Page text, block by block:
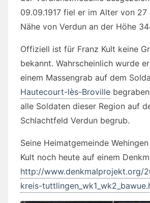
09.09.1917 fiel er im Alter von
Nähe von Verdun an der Höhe
Offiziell ist für Franz Kult keine
bekannt. Wahrscheinlich wurde
einem Massengrab auf dem
Hautecourt-lès-Broville
alle Soldaten dieser Region auf
Schlachtfeld Verdun begrub.
Seine Heimatgemeinde
Kult noch heute auf einem
http://www.denkmalprojekt.org/
kreis-